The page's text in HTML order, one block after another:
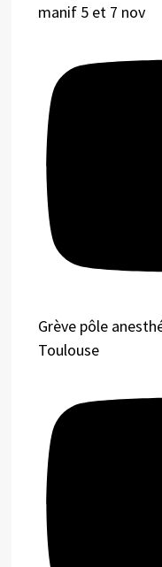
manif 5 et 7 nov
Grève pôle
Toulouse